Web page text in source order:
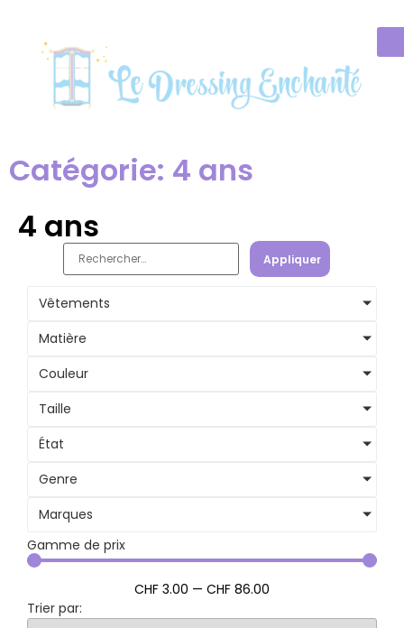
Catégorie: 4 ans
4 ans
Appliquer
Vêtements
Matière
Couleur
Taille
État
Genre
Marques
Gamme de prix
CHF 3.00 — CHF 86.00
Trier par: